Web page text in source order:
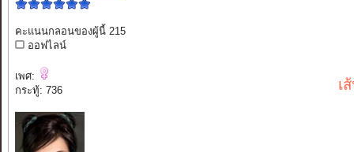
คะแนนกลอนของผู้นี้ 215
ออฟไลน์
เพศ:
กระทู้: 736
เ